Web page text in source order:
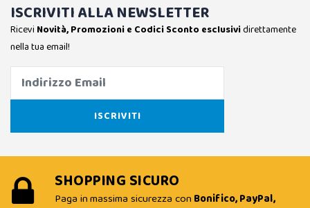
ISCRIVITI ALLA NEWSLETTER
Ricevi Novità, Promozioni e Codici Sconto esclusividirettamente
nella tua email!
SHOPPING SICURO
Paga in massima sicurezza con Bonifico, PayPal,